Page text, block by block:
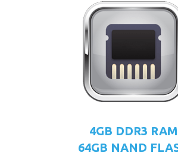
4GB DDR3 RAM
64GB NAND